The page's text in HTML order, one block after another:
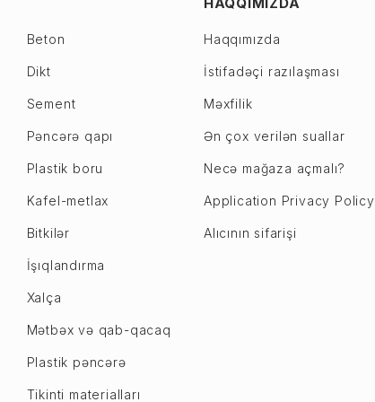
Beton
Dikt
Sement
Pəncərə qapı
Plastik boru
Kafel-metlax
Bitkilər
İşıqlandırma
Xalça
Mətbəx və qab-qacaq
Plastik pəncərə
Tikinti materialları
Haqqımızda
İstifadəçi razılaşması
Məxfilik
Ən çox verilən suallar
Necə mağaza açmalı?
Application Privacy Policy
Alıcının sifarişi